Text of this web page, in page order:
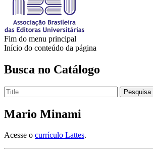
Fim do menu principal
Início do conteúdo da página
Busca no Catálogo
Pesquisa
Mario Minami
Acesse o currículo Lattes.